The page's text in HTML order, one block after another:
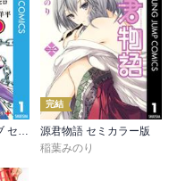
完結
源君物語 セミカラー版
稲葉みのり